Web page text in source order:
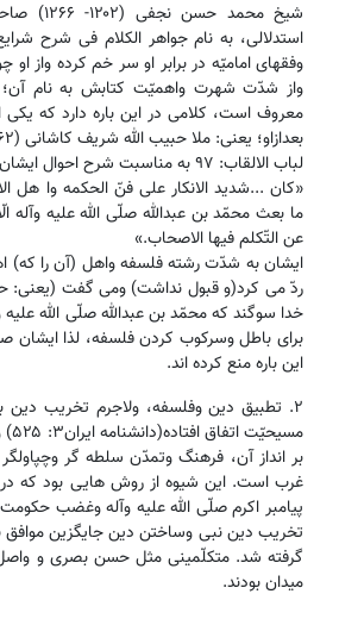
شیخ محمد
استدلالی، به نام جواهر الکلام فی شرح
وفقهای امامیّه در برابر او سر خم کرده واز
واز شدّت شهرت واهمیّت کتابش به نام
معروف است، کلامی در این باره دارد که یکی
لباب الالقاب: ۹۷ به مناسبت شرح احوال ایشان از او نقل می کند:
«کان ...شدید الانکار علی فنّ الحکمه وا هل
ما بعث محمّد بن عبدالله صلّی الله علیه وآله
عن التّکلم فیها الاصحاب.»
ایشان به شدّت رشته فلسفه واهل (آن را
ردّ می کرد(و قبول نداشت) ومی گفت (یعنی:
خدا سوگند که محمّد بن عبدالله صلّی الله علیه
برای باطل وسرکوب کردن فلسفه، لذا ایشان
این باره منع کرده اند.
۲. تطبیق دین وفلسفه، ولاجرم تخریب دین
بر انداز آن، فرهنگ وتمدّن سلطه گر
غرب است. این شیوه از روش هایی بود که در
پیامبر اکرم صلّی الله علیه وآله وغضب
تخریب دین نبی وساختن دین جایگزین موافق
گرفته شد. متکلّمینی مثل حسن بصری و واصل
میدان بودند.